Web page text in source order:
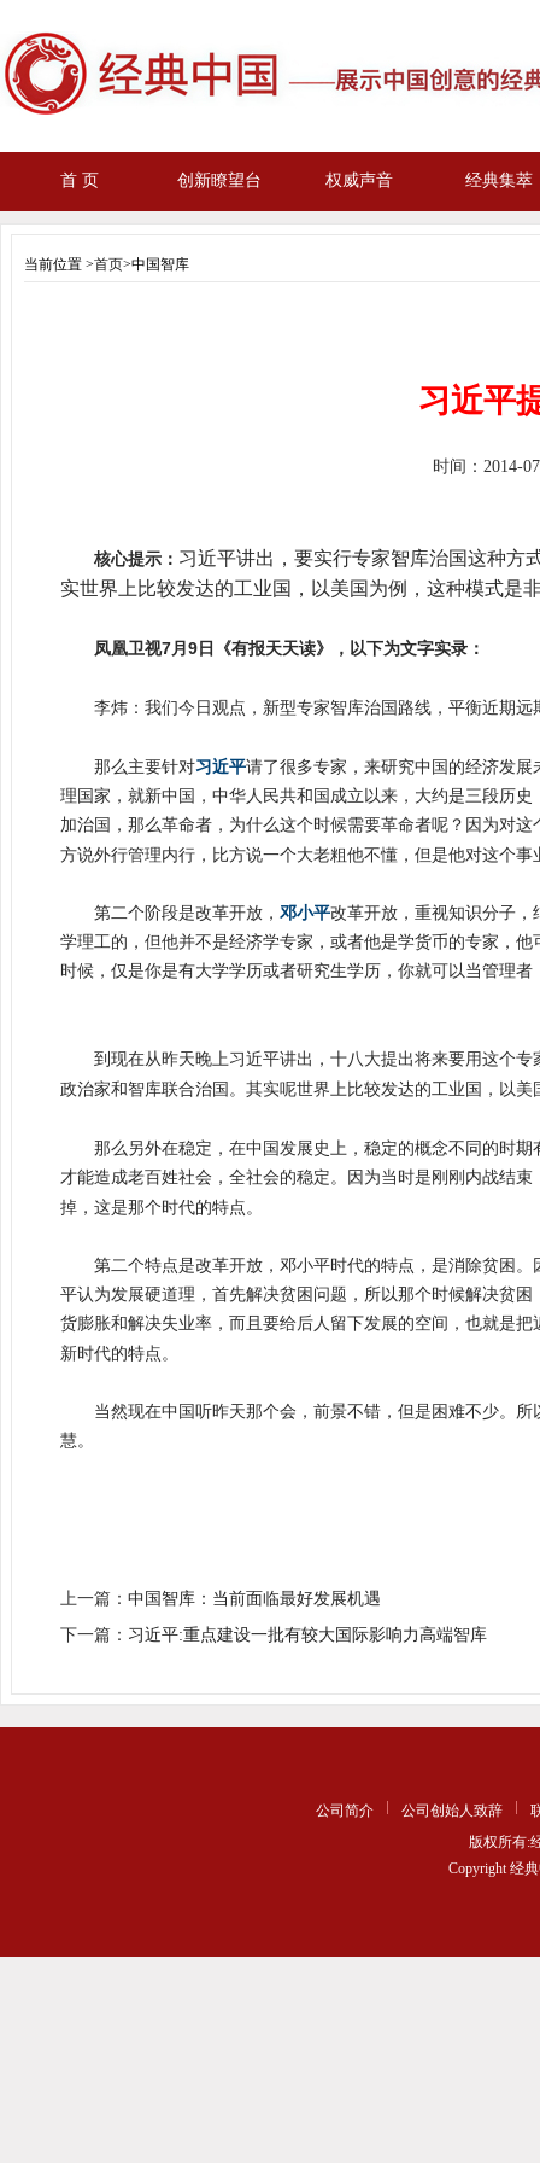
首 页 创新瞭望台 权威声音 经典集萃
当前位置 >首页>中国智库
习近平
时间： 2014-
核心提示： 习近平讲出，要实行专家智库治国这种方
实世界上比较发达的工业国，以美国为例，这种模式是
凤凰卫视7月 9 日《有报天天读》，以下为文字实录：
李炜：我们今日观点，新型专家智库治国路线，平衡近期远
那么主要针对习近平请了很多专家，来研究中国的经济发
理国家，就新中国，中华人民共和国成立以来，大约是三段历
加治国，那么革命者，为什么这个时候需要革命者呢？因为对
方说外行管理内行，比方说一个大老粗他不懂，但是他对这个
第二个阶段是改革开放， 邓小平改革开放，重视知识分子
学理工的，但他并不是经济学专家，或者他是学货币的专家，
时候，仅是你是有大学学历或者研究生学历，你就可以当管理
到现在从昨天晚上习近平讲出，十八大提出将来要用这个
政治家和智库联合治国。其实呢世界上比较发达的工业国，以
那么另外在稳定，在中国发展史上，稳定的概念不同的时期
才能造成老百姓社会，全社会的稳定。因为当时是刚刚内战结
掉，这是那个时代的特点。
第二个特点是改革开放，邓小平时代的特点，是消除贫困。
平认为发展硬道理，首先解决贫困问题，所以那个时候解决贫
货膨胀和解决失业率，而且要给后人留下发展的空间，也就是
新时代的特点。
当然现在中国听昨天那个会，前景不错，但是困难不少。所
慧。
上一篇： 中国智库：当前面临最好发展机遇
下一篇： 习近平:重点建设一批有较大国际影响力高端智库
公司简介 公司创始人致辞
版权所有:
Copyright 经